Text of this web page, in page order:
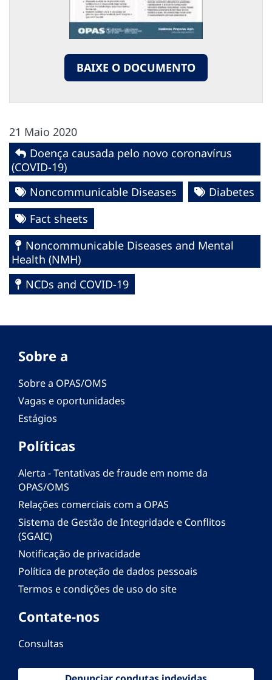
BAIXE O DOCUMENTO
21 Maio 2020
Doença causada pelo novo coronavírus
(COVID-19)
Noncommunicable Diseases
Diabetes
Fact sheets
Noncommunicable Diseases and Mental
Health (NMH)
NCDs and COVID-19
Sobre a
Sobre a OPAS/OMS
Vagas e oportunidades
Estágios
Políticas
Alerta - Tentativas de fraude em nome da
OPAS/OMS
Relações comerciais com a OPAS
Sistema de Gestão de Integridade e Conflitos
(SGAIC)
Notificação de privacidade
Política de proteção de dados pessoais
Termos e condições de uso do site
Contate-nos
Consultas